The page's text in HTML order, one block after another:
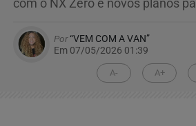
com o NX Zero e novos planos
Por“VEM COM A VAN”
Em 07/05/2026 01:39
A- A+